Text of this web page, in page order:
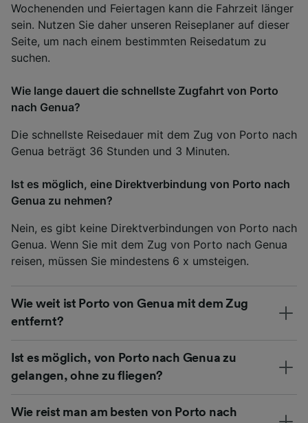
Wochenenden und Feiertagen kann die Fahrzeit länger
sein. Nutzen Sie daher unseren Reiseplaner auf dieser
Seite, um nach einem bestimmten Reisedatum zu
suchen.
Wie lange dauert die schnellste Zugfahrt von Porto
nach Genua?
Die schnellste Reisedauer mit dem Zug von Porto nach
Genua beträgt 36 Stunden und 3 Minuten.
Ist es möglich, eine Direktverbindung von Porto nach
Genua zu nehmen?
Nein, es gibt keine Direktverbindungen von Porto nach
Genua. Wenn Sie mit dem Zug von Porto nach Genua
reisen, müssen Sie mindestens 6 x umsteigen.
Wie weit ist Porto von Genua mit dem Zug
entfernt?
Ist es möglich, von Porto nach Genua zu
gelangen, ohne zu fliegen?
Wie reist man am besten von Porto nach